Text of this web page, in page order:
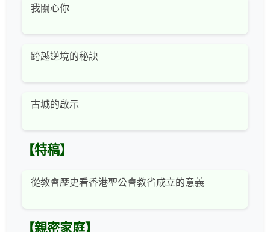
我關心你
跨越逆境的秘訣
古城的啟示
【特稿】
從教會歷史看香港聖公會教省成立的意義
【親密家庭】